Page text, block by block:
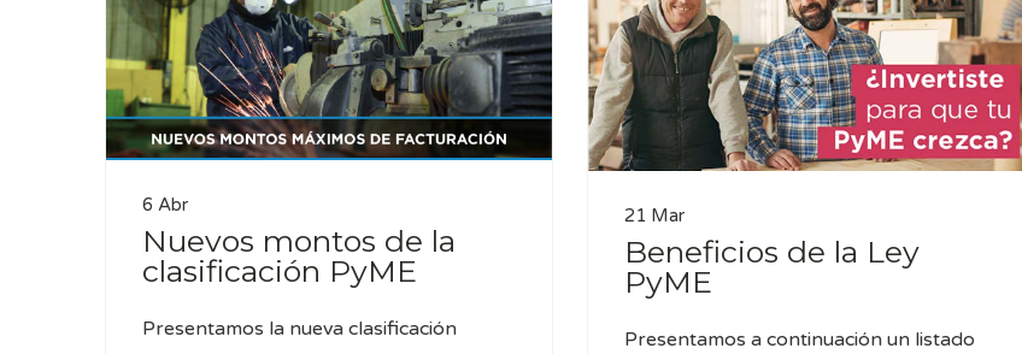
6 Abr
Nuevos montos de la
clasificación PyME
Presentamos la nueva clasificación
21 Mar
Beneficios de la Ley
PyME
Presentamos a continuación un listado